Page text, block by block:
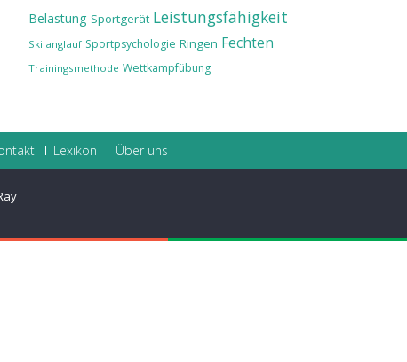
Belastung Sportgerät Leistungsfähigkeit
Skilanglauf Sportpsychologie Ringen Fechten
Trainingsmethode Wettkampfübung
Lexikon Über uns